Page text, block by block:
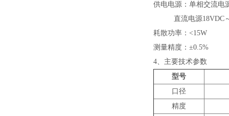
供电电源：单相交流电
直流电源18VDC～
耗散功率：<15W
测量精度：±0.5%
4、 主要技术参数
型号
口径
精度